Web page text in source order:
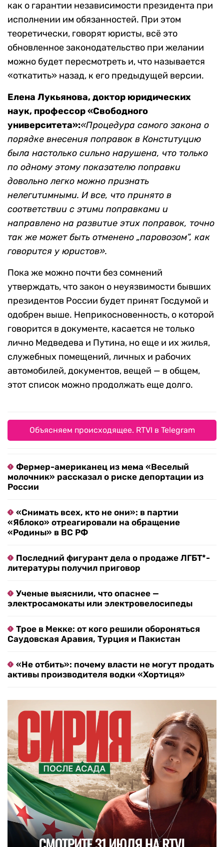
как о гарантии независимости президента при
исполнении им обязанностей. При этом
теоретически, говорят юристы, всё это
обновленное законодательство при желании
можно будет пересмотреть и, что называется
«откатить» назад, к его предыдущей версии.
Елена Лукьянова, доктор юридических
наук, профессор «Свободного
университета»:«Процедура самого закона о
порядке внесения поправок в Конституцию
была настолько сильно нарушена, что только
по одному этому показателю поправки
довольно легко можно признать
нелегитимными. И все, что принято в
соответствии с этими поправками и
направлено на развитие этих поправок, точно
так же может быть отменено „паровозом”, как
говорится у юристов».
Пока же можно почти без сомнений
утверждать, что закон о неуязвимости бывших
президентов России будет принят Госдумой и
одобрен выше. Неприкосновенность, о которой
говорится в документе, касается не только
лично Медведева и Путина, но еще и их жилья,
служебных помещений, личных и рабочих
автомобилей, документов, вещей — в общем,
этот список можно продолжать еще долго.
Объясняем происходящее. RTVI в Telegram
Фермер-американец из мема «Веселый
молочник» рассказал о риске депортации из
России
«Снимать всех, кто не они»: в партии
«Яблоко» отреагировали на обращение
«Родины» в ВС РФ
Последний фигурант дела о продаже ЛГБТ*-
литературы получил приговор
Ученые выяснили, что опаснее —
электросамокаты или электровелосипеды
Трое в Мекке: от кого решили обороняться
Саудовская Аравия, Турция и Пакистан
«Не отбить»: почему власти не могут продать
активы производителя водки «Хортиця»